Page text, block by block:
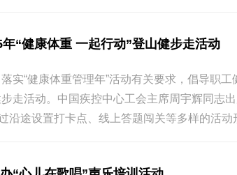
“健康体重 一起行动”登山健步走活动
实“健康体重管理年”活动有关要求，倡导
步走活动。中国疾控中心工会主席周宇辉
沿途设置打卡点、线上答题闯关等多样的活